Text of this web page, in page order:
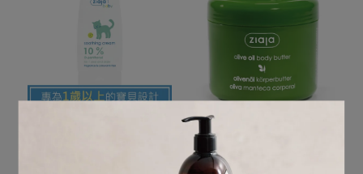
ziaja 齊葉雅 天然橄欖深層
潤護身體霜200ml
NT$580